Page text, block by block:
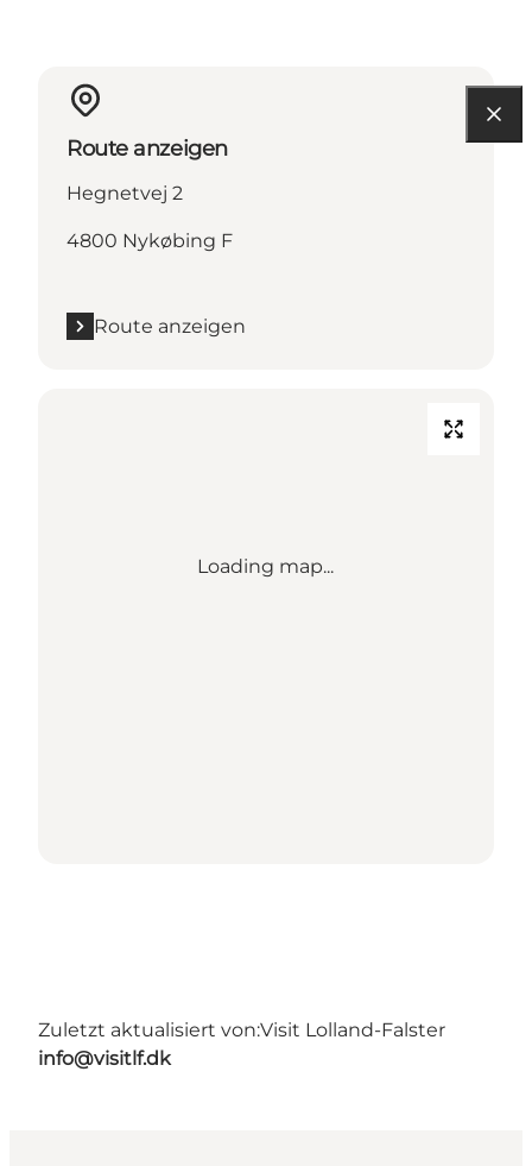
Route anzeigen
Hegnetvej 2
4800 Nykøbing F
Route anzeigen
Loading map...
Zuletzt aktualisiert von:Visit Lolland-Falster
info@visitlf.dk